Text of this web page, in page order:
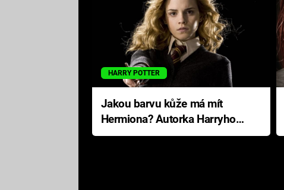
HARRY POTTER
Jakou barvu kůže má mít
Hermiona? Autorka Harryho
Pottera přišla s ráznou